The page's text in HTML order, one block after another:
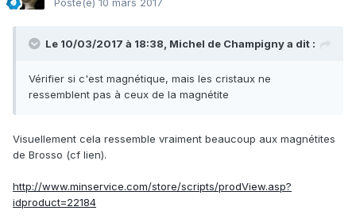
Posté(e) 10 mars 2017
Le 10/03/2017 à 18:38, Michel de Champignya dit :
Vérifier si c'est magnétique, mais les cristaux ne
ressemblent pas à ceux de la magnétite
Visuellement cela ressemble vraiment beaucoup aux magnétites
de Brosso (cf lien).
http://www.minservice.com/store/scripts/prodView.asp?
idproduct=22184